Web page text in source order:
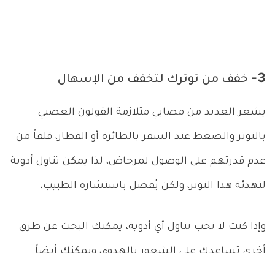
3- خفف من توترك لتخفف من الإسهال
يشعر العديد من مصابي متلازمة القولون العصبي
بالتوتر والضغط عند السفر بالطائرة أو القطار، قلقاً من
عدم قدرتهم على الوصول لمرحاض، لذا يمكن تناول أدوية
لتهدئة هذا التوتر، ولكن يُفضل باستشارة الطبيب.
وإذا كنت لا تحب تناول أي أدوية، يمكنك البحث عن طرق